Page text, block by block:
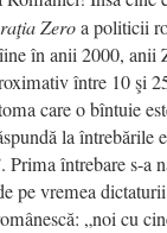
Zeroa politicii
în anii 2000, anii
între 10 şi
care o bîntuie
la întrebările
Prima întrebare s-a
pe vremea
„noi cu